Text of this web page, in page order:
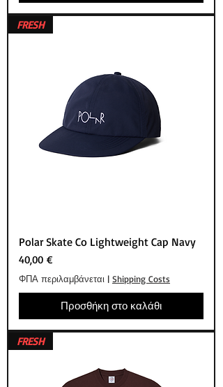
FRESH
Polar Skate Co Lightweight Cap Navy
Τιμή
40,00 €
ΦΠΑ περιλαμβάνεται | Shipping Costs
Προσθήκη στο καλάθι
FRESH